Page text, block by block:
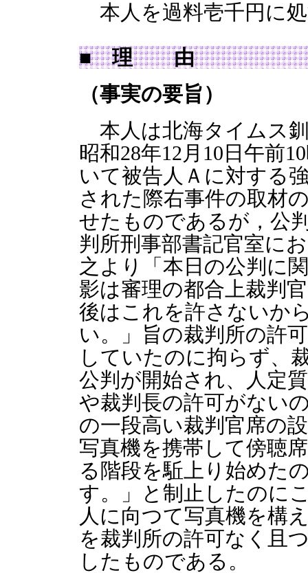
本人を過料壱千円に
■ 理 由
（事実の要旨）
本人は北海タイムス
昭和28年12月10日午前
いて被告人Ａに対する
された際右事件の取材
せたものであるが，公
判所刑事部書記官室に
之より「本日の公判に
影は審理の都合上裁判
後はこれを許さないか
い。」旨の裁判所の許
していたのに拘らず、
公判が開始され、人定
や裁判長の許可がない
の一段高い裁判官席の
写真機を携帯して傍聴
る階段を駈上り始めた
す。」と制止したのに
人に向つて写真機を構
を裁判所の許可なく且
したものである。